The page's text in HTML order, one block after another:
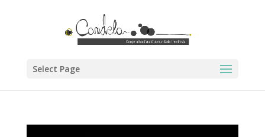
Select Page